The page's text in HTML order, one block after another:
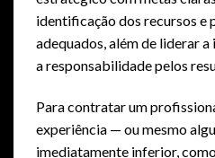
identificação dos recursos e
adequados, além de liderar
a responsabilidade pelos
Para contratar um
experiência — ou mesmo
imediatamente inferior,